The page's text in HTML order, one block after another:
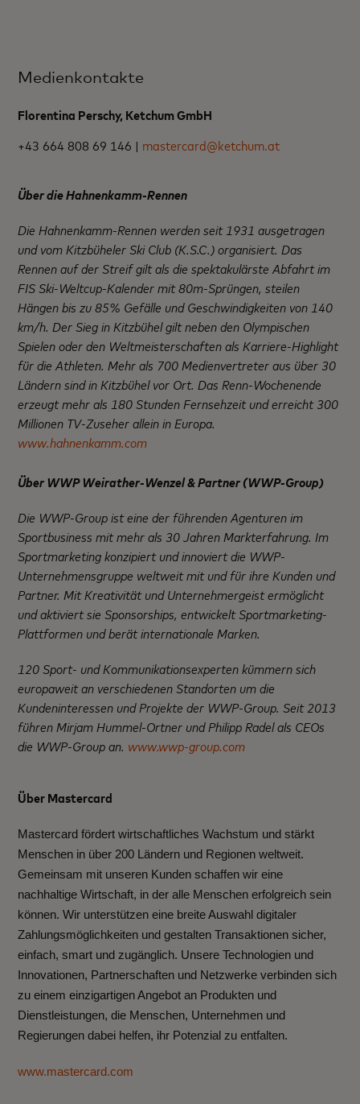
Medienkontakte
Florentina Perschy, Ketchum GmbH
+43 664 808 69 146 | mastercard@ketchum.at
Über die Hahnenkamm-Rennen
Die Hahnenkamm-Rennen werden seit 1931 ausgetragen
und vom Kitzbüheler Ski Club (K.S.C.) organisiert. Das
Rennen auf der Streif gilt als die spektakulärste Abfahrt im
FIS Ski-Weltcup-Kalender mit 80m-Sprüngen, steilen
Hängen bis zu 85% Gefälle und Geschwindigkeiten von 140
km/h. Der Sieg in Kitzbühel gilt neben den Olympischen
Spielen oder den Weltmeisterschaften als Karriere-Highlight
für die Athleten. Mehr als 700 Medienvertreter aus über 30
Ländern sind in Kitzbühel vor Ort. Das Renn-Wochenende
erzeugt mehr als 180 Stunden Fernsehzeit und erreicht 300
Millionen TV-Zuseher allein in Europa.
www.hahnenkamm.com
Über WWP Weirather-Wenzel & Partner (WWP-Group)
Die WWP-Group ist eine der führenden Agenturen im
Sportbusiness mit mehr als 30 Jahren Markterfahrung. Im
Sportmarketing konzipiert und innoviert die WWP-
Unternehmensgruppe weltweit mit und für ihre Kunden und
Partner. Mit Kreativität und Unternehmergeist ermöglicht
und aktiviert sie Sponsorships, entwickelt Sportmarketing-
Plattformen und berät internationale Marken.
120 Sport- und Kommunikationsexperten kümmern sich
europaweit an verschiedenen Standorten um die
Kundeninteressen und Projekte der WWP-Group. Seit 2013
führen Mirjam Hummel-Ortner und Philipp Radel als CEOs
die WWP-Group an. www.wwp-group.com
Über Mastercard
Mastercard fördert wirtschaftliches Wachstum und stärkt
Menschen in über 200 Ländern und Regionen weltweit.
Gemeinsam mit unseren Kunden schaffen wir eine
nachhaltige Wirtschaft, in der alle Menschen erfolgreich sein
können. Wir unterstützen eine breite Auswahl digitaler
Zahlungsmöglichkeiten und gestalten Transaktionen sicher,
einfach, smart und zugänglich. Unsere Technologien und
Innovationen, Partnerschaften und Netzwerke verbinden sich
zu einem einzigartigen Angebot an Produkten und
Dienstleistungen, die Menschen, Unternehmen und
Regierungen dabei helfen, ihr Potenzial zu entfalten.
www.mastercard.com